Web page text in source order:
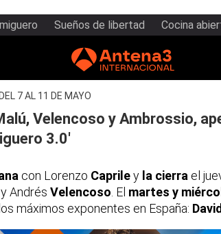
Sueños de libertad Cocina
7 AL 11 DE MAYO
Velencoso y Ambrossio,
3.0'
con Lorenzo Capriley la cierra el
y Andrés Velencoso . El martes y
máximos exponentes en España: